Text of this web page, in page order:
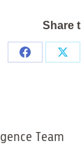
Share
Share
Team